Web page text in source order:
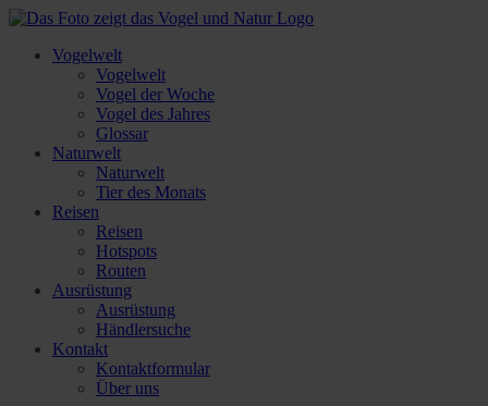
Vogelwelt
Vogelwelt
Vogel der Woche
Vogel des Jahres
Glossar
Naturwelt
Naturwelt
Tier des Monats
Reisen
Reisen
Hotspots
Routen
Ausrüstung
Ausrüstung
Händlersuche
Kontakt
Kontaktformular
Über uns